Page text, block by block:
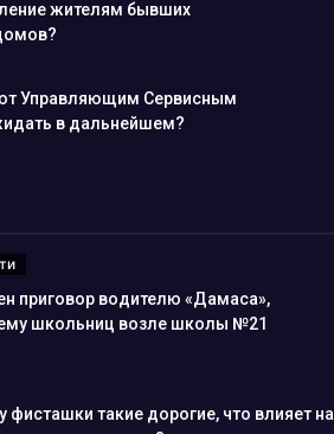
жителям бывших
Управляющим Сервисным
в дальнейшем?
приговор водителю «Дамаса»,
школьниц возле школы №21
фисташки такие дорогие, что влияет на